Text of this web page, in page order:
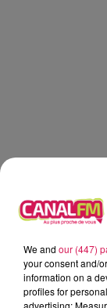
Canal fm
Geoffrey
We and our (447)
your consent and/
information on a
profiles for
advertising;